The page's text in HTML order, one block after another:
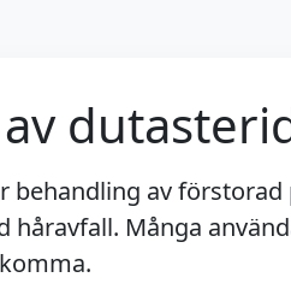
behandling av förstorad
håravfall. Många